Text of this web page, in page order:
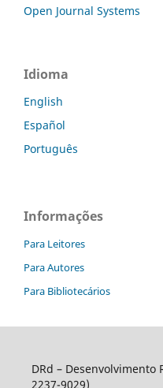
Open Journal Systems
Idioma
English
Español
Português
Informações
Para Leitores
Para Autores
Para Bibliotecários
DRd – Desenvolvimento
2237-9029)